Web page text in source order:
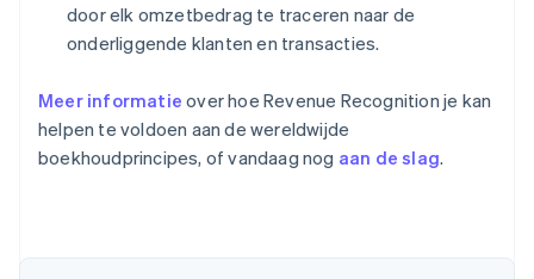
door elk omzetbedrag te traceren naar de
onderliggende klanten en transacties.
Meer informatie over hoe Revenue Recognition je kan
helpen te voldoen aan de wereldwijde
boekhoudprincipes, of vandaag nog aan de slag.
Australië